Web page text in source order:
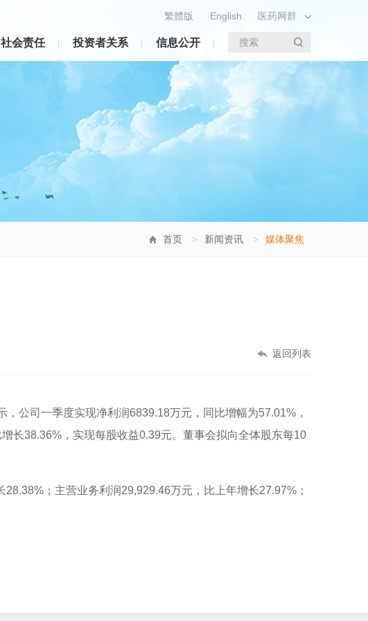
社会责任 投资者关系 信息公开
医药网群
繁體版 English
搜索
首页 > 新闻资讯 > 媒体聚焦
返回列表
司一季度实现净利润6839.18万元，同比增幅为57.01%，
长38.36%，实现每股收益0.39元。董事会拟向全体股东每10
；主营业务利润29,929.46万元，比上年增长27.97%；